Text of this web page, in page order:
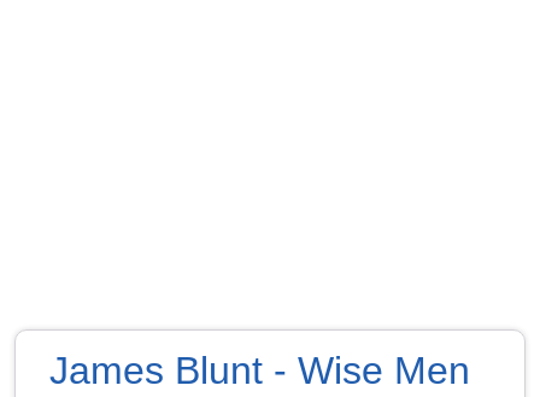
James Blunt - Wise Men